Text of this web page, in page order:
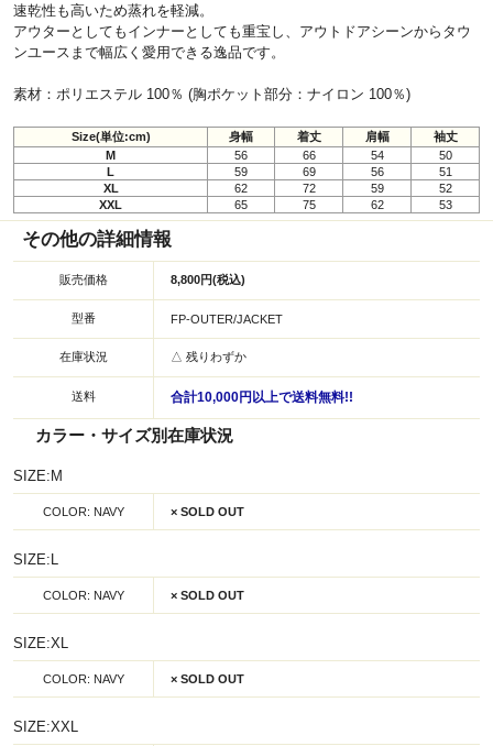
速乾性も高いため蒸れを軽減。
アウターとしてもインナーとしても重宝し、アウトドアシーンからタウ
ンユースまで幅広く愛用できる逸品です。
素材：ポリエステル 100％ (胸ポケット部分：ナイロン 100％)
Size(単位:cm) 身幅 着丈 肩幅
袖丈
M
56 66 54
50
L
59 69 56
51
XL
62 72 59
52
XXL
65 75 62 53
その他の詳細情報
販売価格 8,800円(税込)
型番 FP-OUTER/JACKET
在庫状況 △ 残りわずか
送料 合計10,000円以上で送料無料!!
カラー・サイズ別在庫状況
SIZE:M
COLOR: NAVY × SOLD OUT
SIZE:L
COLOR: NAVY × SOLD OUT
SIZE:XL
COLOR: NAVY × SOLD OUT
SIZE:XXL